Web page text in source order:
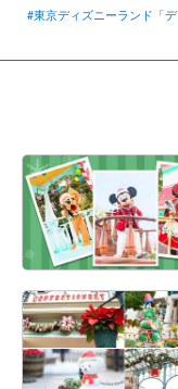
#東京ディズニーランド「